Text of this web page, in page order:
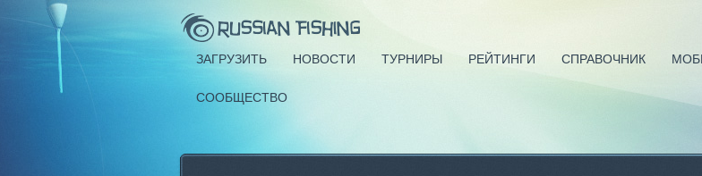
ЗАГРУЗИТЬ НОВОСТИ ТУРНИРЫ РЕЙТИНГИ СПРАВОЧНИК
СООБЩЕСТВО